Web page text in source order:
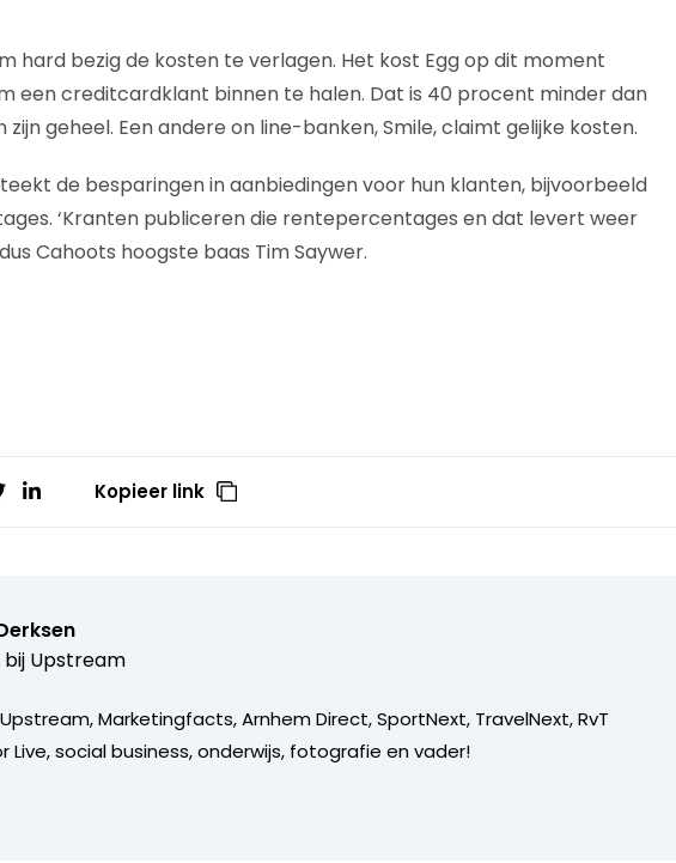
hard bezig de kosten te verlagen. Het kost Egg op dit moment
een creditcardklant binnen te halen. Dat is 40 procent minder dan
geheel. Een andere on line-banken, Smile, claimt gelijke kosten.
de besparingen in aanbiedingen voor hun klanten, bijvoorbeeld
‘Kranten publiceren die rentepercentages en dat levert weer
Cahoots hoogste baas Tim Saywer.
Kopieer link
Upstream
Marketingfacts, Arnhem Direct, SportNext, TravelNext, RvT
Live, social business, onderwijs, fotografie en vader!